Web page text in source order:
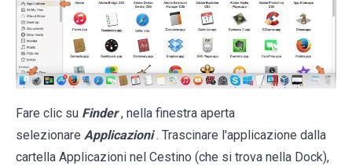
Fare clic su Finder , nella finestra aperta
selezionare Applicazioni . Trascinare l'applicazione dalla
cartella Applicazioni nel Cestino (che si trova nella Dock),